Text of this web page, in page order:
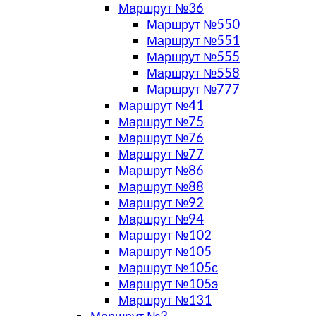
Маршрут №36
Маршрут №550
Маршрут №551
Маршрут №555
Маршрут №558
Маршрут №777
Маршрут №41
Маршрут №75
Маршрут №76
Маршрут №77
Маршрут №86
Маршрут №88
Маршрут №92
Маршрут №94
Маршрут №102
Маршрут №105
Маршрут №105с
Маршрут №105э
Маршрут №131